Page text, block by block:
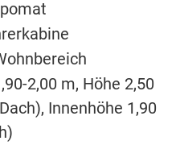
2,00 m, Höhe 2,50
Innenhöhe 1,90